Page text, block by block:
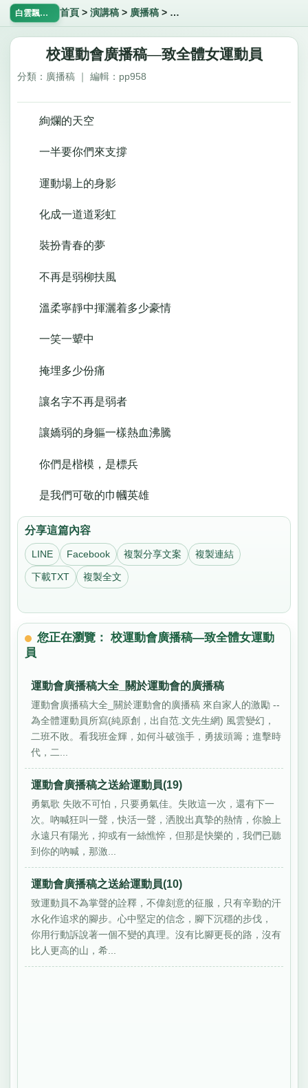
白雲飄飄網 首頁 > 演講稿> 廣播稿> 校運動會廣播稿—致全體女運動
校運動會廣播稿—致全體女運動員
分類：廣播稿 ｜ 編輯：pp958
絢爛的天空
一半要你們來支撐
運動場上的身影
化成一道道彩虹
裝扮青春的夢
不再是弱柳扶風
溫柔寧靜中揮灑着多少豪情
一笑一顰中
掩埋多少份痛
讓名字不再是弱者
讓嬌弱的身軀一樣熱血沸騰
你們是楷模，是標兵
是我們可敬的巾幗英雄
分享這篇內容
LINE Facebook 複製分享文案 複製連結
下載TXT 複製全文
您正在瀏覽： 校運動會廣播稿—致全體女運動
員
運動會廣播稿大全_關於運動會的廣播稿
運動會廣播稿大全_關於運動會的廣播稿 來自家人的激勵 --
為全體運動員所寫(純原創，出自范.文先生網) 風雲變幻，
二班不敗。看我班金輝，如何斗破強手，勇拔頭籌；進擊時
代，二...
運動會廣播稿之送給運動員(19)
勇氣歌 失敗不可怕，只要勇氣佳。失敗這一次，還有下一
次。吶喊狂叫一聲，快活一聲，洒脫出真摯的熱情，你臉上
永遠只有陽光，抑或有一絲憔悴，但那是快樂的，我們已聽
到你的吶喊，那激...
運動會廣播稿之送給運動員(10)
致運動員不為掌聲的詮釋，不偉刻意的征服，只有辛勤的汗
水化作追求的腳步。心中堅定的信念，腳下沉穩的步伐，
你用行動訴說著一個不變的真理。沒有比腳更長的路，沒有
比人更高的山，希...